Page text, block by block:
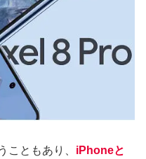
こともあり、 iPhoneと